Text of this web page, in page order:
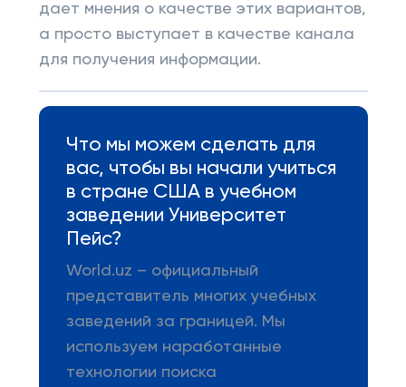
дает мнения о качестве этих вариантов,
а просто выступает в качестве канала
для получения информации.
Что мы можем сделать для
вас, чтобы вы начали учиться
в стране США в учебном
заведении Университет
Пейс?
World.uz – официальный
представитель многих учебных
заведений за границей. Мы
используем наработанные
технологии поиска